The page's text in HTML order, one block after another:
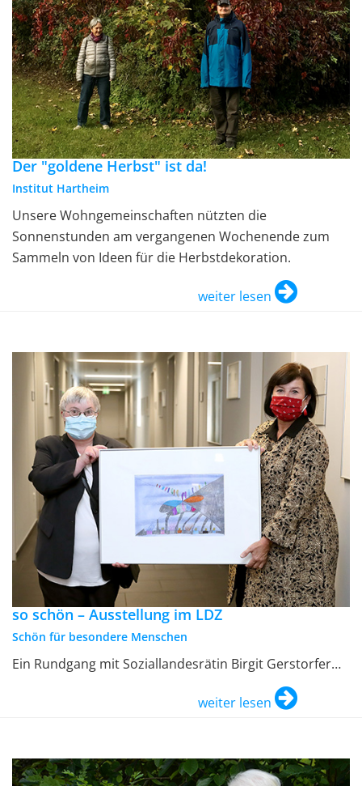
Der "goldene Herbst" ist da!
Institut Hartheim
Unsere Wohngemeinschaften nützten die
Sonnenstunden am vergangenen Wochenende zum
Sammeln von Ideen für die Herbstdekoration.
weiter lesen
so schön – Ausstellung im LDZ
Schön für besondere Menschen
Ein Rundgang mit Soziallandesrätin Birgit Gerstorfer…
weiter lesen